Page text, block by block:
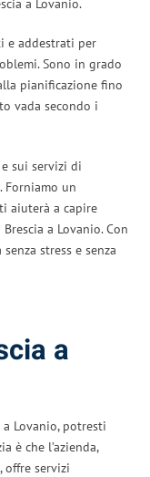
a Lovanio.
e addestrati per
Sono in grado
pianificazione fino
vada secondo i
sui servizi di
Forniamo un
aiuterà a capire
a Lovanio. Con
stress e senza
a
Lovanio, potresti
è che l’azienda,
offre servizi